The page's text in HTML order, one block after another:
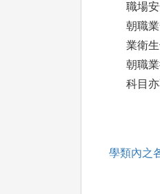
職場
朝職
業衛
朝職
科目亦
學類內之